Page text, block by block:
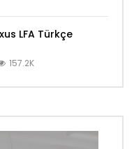
LFA Türkçe
157.2K